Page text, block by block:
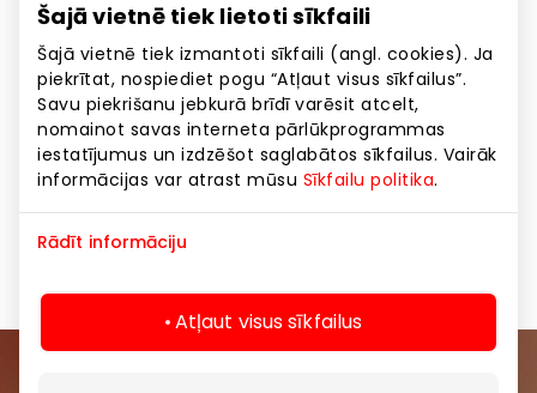
Šajā vietnē tiek lietoti sīkfaili
Šajā vietnē tiek izmantoti sīkfaili (angl. cookies). Ja
piekrītat, nospiediet pogu “Atļaut visus sīkfailus”.
Savu piekrišanu jebkurā brīdī varēsit atcelt,
nomainot savas interneta pārlūkprogrammas
iestatījumus un izdzēšot saglabātos sīkfailus. Vairāk
informācijas var atrast mūsu Sīkfailu politika.
Rādīt informāciju
Atļaut visus sīkfailus
vairāk, tāpēc vienmēr cenšamies apvienot spēkus
ar līdzīgi domājošiem cilvēkiem. Mēs sadarbojamies
ar dažādu valstu olimpiskajām komitejām, vietējām
komandām un sporta asociācijām, kā arī ar
profesionāliem sportistiem. Mēs nevaram
iedomāties labākus mūsu zīmola vēstnešus!
Preces Sporta un brīvā laika preces